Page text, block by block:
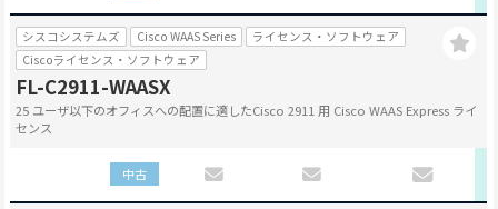
シスコシステムズ Cisco WAAS Series
ライセンス・ソフトウェア
Ciscoライセンス・ソフトウェア
FL-C2911-WAASX
25 ユーザ以下のオフィスへの配置に適したCisco 2911 用 Cisco WAAS Express ライ
センス
中古